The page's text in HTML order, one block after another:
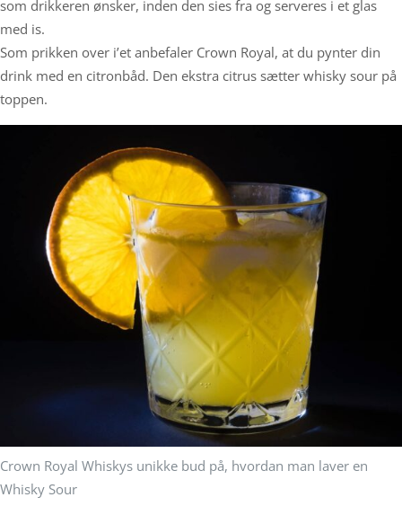
som drikkeren ønsker, inden den sies fra og serveres i et glas
med is.
Som prikken over i’et anbefaler Crown Royal, at du pynter din
drink med en citronbåd. Den ekstra citrus sætter whisky sour på
toppen.
Crown Royal Whiskys unikke bud på, hvordan man laver en
Whisky Sour